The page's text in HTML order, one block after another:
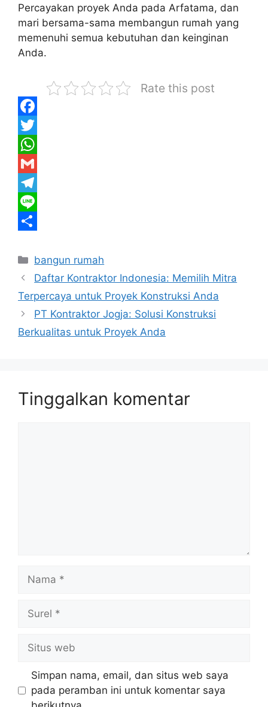
Percayakan proyek Anda pada Arfatama, dan
mari bersama-sama membangun rumah yang
memenuhi semua kebutuhan dan keinginan
Anda.
Rate this post
F
a
c
e
b
o
k
T
w
t
r
W
h
a
A
p
p
G
m
a
l
T
e
e
g
r
a
m
L
n
e
h
a
r
e
Kategori
bangun rumah
Daftar Kontraktor Indonesia: Memilih Mitra
Terpercaya untuk Proyek Konstruksi Anda
PT Kontraktor Jogja: Solusi Konstruksi
Berkualitas untuk Proyek Anda
Tinggalkan komentar
Nama
Surel
Situs
web
Simpan nama, email, dan situs web saya
pada peramban ini untuk komentar saya